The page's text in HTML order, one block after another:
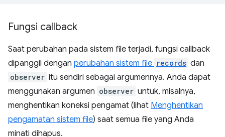
Fungsi callback
Saat perubahan pada sistem file terjadi, fungsi callback
dipanggil dengan perubahan sistem file records dan
observer itu sendiri sebagai argumennya. Anda dapat
menggunakan argumen observer untuk, misalnya,
menghentikan koneksi pengamat (lihat Menghentikan
pengamatan sistem file) saat semua file yang Anda
minati dihapus.